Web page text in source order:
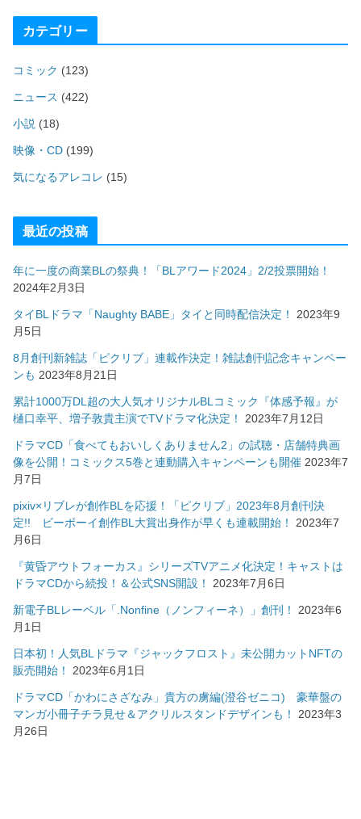
カテゴリー
コミック (123)
ニュース (422)
小説 (18)
映像・CD (199)
気になるアレコレ (15)
最近の投稿
年に一度の商業BLの祭典！「BLアワード2024」2/2投票開始！
2024年2月3日
タイBLドラマ「Naughty BABE」タイと同時配信決定！
2023年9
月5日
8月創刊新雑誌「ピクリブ」連載作決定！雑誌創刊記念キャンペー
ンも 2023年8月21日
累計1000万DL超の大人気オリジナルBLコミック『体感予報』が
樋口幸平、増子敦貴主演でTVドラマ化決定！
2023年7月12日
ドラマCD「食べてもおいしくありません2」の試聴・店舗特典画
像を公開！コミックス5巻と連動購入キャンペーンも開催 2023年7
月7日
pixiv×リブレが創作BLを応援！「ピクリブ」2023年8月創刊決
定!! ビーボーイ創作BL大賞出身作が早くも連載開始！
2023年7
月6日
『黄昏アウトフォーカス』シリーズTVアニメ化決定！キャストは
ドラマCDから続投！＆公式SNS開設！
2023年7月6日
新電子BLレーベル「.Nonfine（ノンフィーネ）」創刊！
2023年6
月1日
日本初！人気BLドラマ『ジャックフロスト』未公開カットNFTの
販売開始！
2023年6月1日
ドラマCD「かわにさざなみ」貴方の虜編(澄谷ゼニコ) 豪華盤の
マンガ小冊子チラ見せ＆アクリルスタンドデザインも！
2023年3
月26日